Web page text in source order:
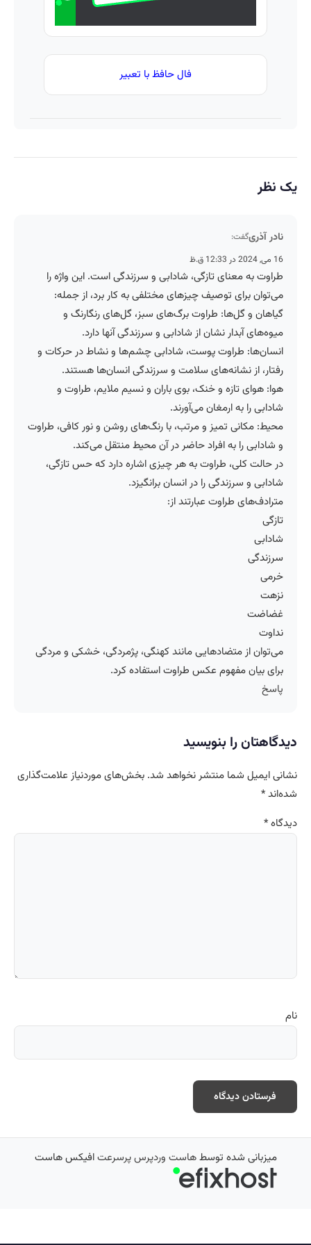
فال حافظ با تعبیر
یک نظر
نادر آذریگفت:
16 می, 2024 در 12:33 ق.ظ
طراوت به معنای تازگی، شادابی و سرزندگی است. این واژه را
می‌توان برای توصیف چیزهای مختلفی به کار برد، از جمله:
گیاهان و گل‌ها: طراوت برگ‌های سبز، گل‌های رنگارنگ و
میوه‌های آبدار نشان از شادابی و سرزندگی آنها دارد.
انسان‌ها: طراوت پوست، شادابی چشم‌ها و نشاط در حرکات و
رفتار، از نشانه‌های سلامت و سرزندگی انسان‌ها هستند.
هوا: هوای تازه و خنک، بوی باران و نسیم ملایم، طراوت و
شادابی را به ارمغان می‌آورند.
محیط: مکانی تمیز و مرتب، با رنگ‌های روشن و نور کافی، طراوت
و شادابی را به افراد حاضر در آن محیط منتقل می‌کند.
در حالت کلی، طراوت به هر چیزی اشاره دارد که حس تازگی،
شادابی و سرزندگی را در انسان برانگیزد.
مترادف‌های طراوت عبارتند از:
تازگی
شادابی
سرزندگی
خرمی
نزهت
غضاضت
نداوت
می‌توان از متضادهایی مانند کهنگی، پژمردگی، خشکی و مردگی
برای بیان مفهوم عکس طراوت استفاده کرد.
پاسخ
دیدگاهتان را بنویسید
نشانی ایمیل شما منتشر نخواهد شد. بخش‌های موردنیاز علامت‌گذاری
شده‌اند*
دیدگاه*
نام
میزبانی شده توسطهاست وردپرس پرسرعتافیکس هاست